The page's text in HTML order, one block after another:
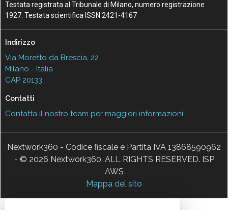
Testata registrata al Tribunale di Milano, numero registrazione
1927. Testata scientifica ISSN 2421-4167
Indirizzo
Via Moretto da Brescia, 22
Milano - Italia
CAP 20133
Contatti
Contatta il nostro team per maggiori informazioni
Nextwork360 - Codice fiscale e Partita IVA 13868590962
- © 2026 Nextwork360. ALL RIGHTS RESERVED. ISP
AWS
Mappa del sito